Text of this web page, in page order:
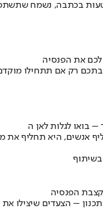
בכתבה, נשמח
לכם את הפנסיה
רק אם תתחילו
אנשים, היא תחליף
הפנסיה
– הצעדים שיצילו